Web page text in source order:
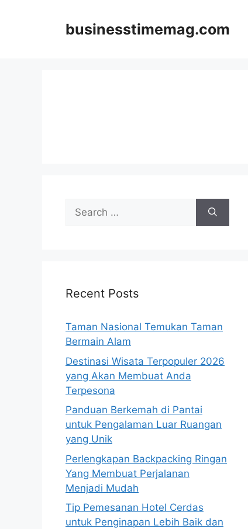
businesstimemag.com
Search
for:
Recent Posts
Taman Nasional Temukan Taman
Bermain Alam
Destinasi Wisata Terpopuler 2026
yang Akan Membuat Anda
Terpesona
Panduan Berkemah di Pantai
untuk Pengalaman Luar Ruangan
yang Unik
Perlengkapan Backpacking Ringan
Yang Membuat Perjalanan
Menjadi Mudah
Tip Pemesanan Hotel Cerdas
untuk Penginapan Lebih Baik dan